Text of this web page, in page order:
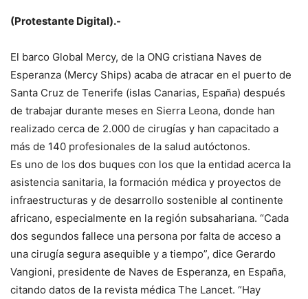
(Protestante Digital).-
El barco Global Mercy, de la ONG cristiana Naves de
Esperanza (Mercy Ships) acaba de atracar en el puerto de
Santa Cruz de Tenerife (islas Canarias, España) después
de trabajar durante meses en Sierra Leona, donde han
realizado cerca de 2.000 de cirugías y han capacitado a
más de 140 profesionales de la salud autóctonos.
Es uno de los dos buques con los que la entidad acerca la
asistencia sanitaria, la formación médica y proyectos de
infraestructuras y de desarrollo sostenible al continente
africano, especialmente en la región subsahariana. “Cada
dos segundos fallece una persona por falta de acceso a
una cirugía segura asequible y a tiempo”, dice Gerardo
Vangioni, presidente de Naves de Esperanza, en España,
citando datos de la revista médica The Lancet. “Hay